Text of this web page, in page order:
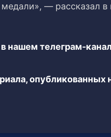
медали», — рассказал
нашем телеграм-